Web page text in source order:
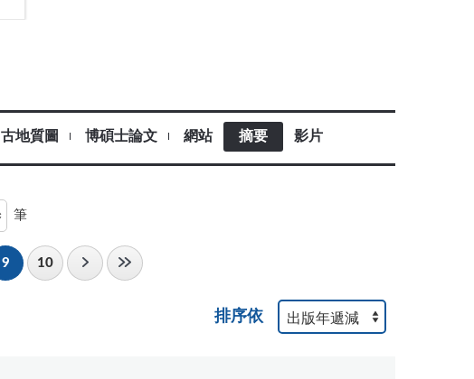
古地質圖 博碩士論文 網站 摘要 影片
筆
9 10
排序依